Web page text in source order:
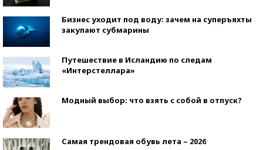
Бизнес уходит под воду: зачем на суперъяхты
закупают субмарины
Путешествие в Исландию по следам
«Интерстеллара»
Модный выбор: что взять с собой в отпуск?
Самая трендовая обувь лета – 2026